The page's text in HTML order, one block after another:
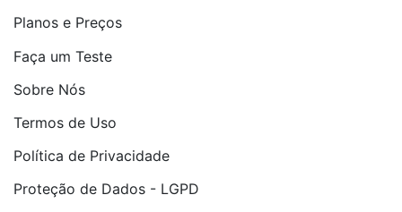
Planos e Preços
Faça um Teste
Sobre Nós
Termos de Uso
Política de Privacidade
Proteção de Dados - LGPD